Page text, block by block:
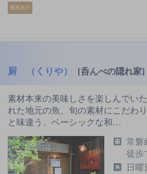
個室あり
厨 （くりや） [呑んべの隠れ家]
素材本来の美味しさを楽しんでい
れた地元の魚、旬の素材にこだわ
と味違う、ベーシックな和…
常磐
徒歩
日